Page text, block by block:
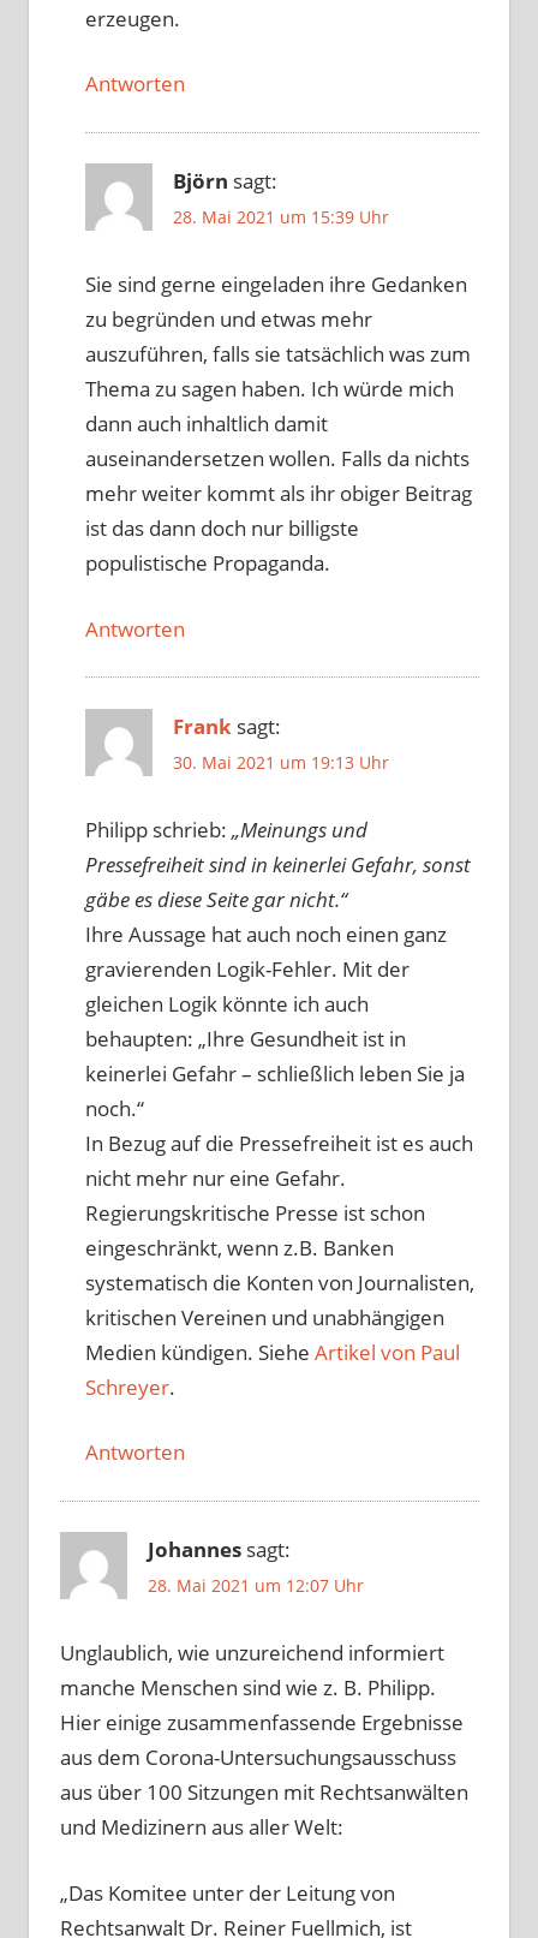
erzeugen.
Antworten
Björn sagt:
28. Mai 2021 um 15:39 Uhr
Sie sind gerne eingeladen ihre Gedanken
zu begründen und etwas mehr
auszuführen, falls sie tatsächlich was zum
Thema zu sagen haben. Ich würde mich
dann auch inhaltlich damit
auseinandersetzen wollen. Falls da nichts
mehr weiter kommt als ihr obiger Beitrag
ist das dann doch nur billigste
populistische Propaganda.
Antworten
Frank sagt:
30. Mai 2021 um 19:13 Uhr
Philipp schrieb: „Meinungs und
Pressefreiheit sind in keinerlei Gefahr, sonst
gäbe es diese Seite gar nicht.“
Ihre Aussage hat auch noch einen ganz
gravierenden Logik-Fehler. Mit der
gleichen Logik könnte ich auch
behaupten: „Ihre Gesundheit ist in
keinerlei Gefahr – schließlich leben Sie ja
noch.“
In Bezug auf die Pressefreiheit ist es auch
nicht mehr nur eine Gefahr.
Regierungskritische Presse ist schon
eingeschränkt, wenn z.B. Banken
systematisch die Konten von Journalisten,
kritischen Vereinen und unabhängigen
Medien kündigen. Siehe Artikel von Paul
Schreyer.
Antworten
Johannes sagt:
28. Mai 2021 um 12:07 Uhr
Unglaublich, wie unzureichend informiert
manche Menschen sind wie z. B. Philipp.
Hier einige zusammenfassende Ergebnisse
aus dem Corona-Untersuchungsausschuss
aus über 100 Sitzungen mit Rechtsanwälten
und Medizinern aus aller Welt:
„Das Komitee unter der Leitung von
Rechtsanwalt Dr. Reiner Fuellmich, ist